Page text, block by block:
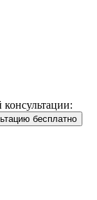
бесплатно